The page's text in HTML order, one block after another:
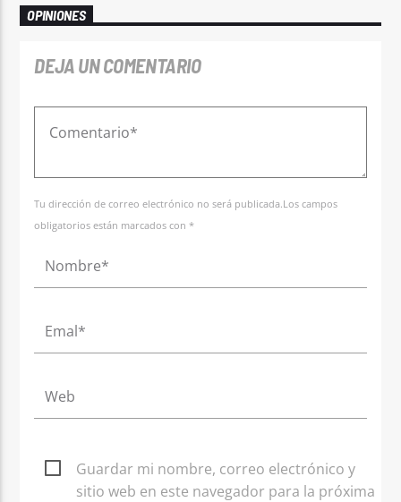
OPINIONES
DEJA UN COMENTARIO
Tu dirección de correo electrónico no será publicada.Los campos
obligatorios están marcados con *
Guardar mi nombre, correo electrónico y
sitio web en este navegador para la próxima